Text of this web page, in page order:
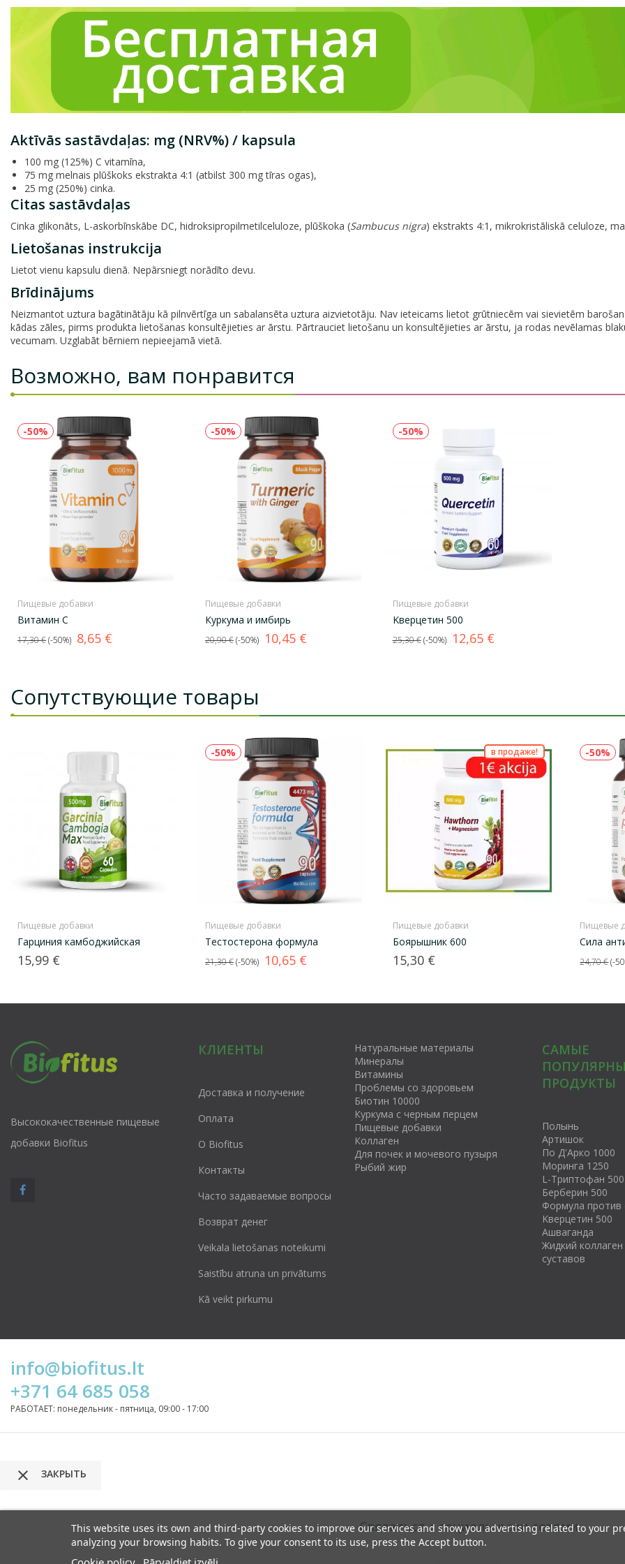
Aktīvās sastāvdaļas: mg (NRV%) / kapsula
100 mg (125%) C vitamīna,
75 mg melnais plūškoks ekstrakta 4:1 (atbilst 300 mg tīras ogas),
25 mg (250%) cinka.
Citas sastāvdaļas
Cinka glikonāts, L-askorbīnskābe DC, hidroksipropilmetilceluloze, plūškoka (Sambucus nigra) ekstrakts 4:1, mikrokristāliskā celuloze,
Lietošanas instrukcija
Lietot vienu kapsulu dienā. Nepārsniegt norādīto devu.
Brīdinājums
Neizmantot uztura bagātinātāju kā pilnvērtīga un sabalansēta uztura aizvietotāju. Nav ieteicams lietot grūtniecēm vai sievietēm
kādas zāles, pirms produkta lietošanas konsultējieties ar ārstu. Pārtrauciet lietošanu un konsultējieties ar ārstu, ja rodas nevēlamas
vecumam. Uzglabāt bērniem nepieejamā vietā.
Возможно, вам понравится
-50%
Пищевые добавки
Витамин С
Базовая
цена
17,30 € -50% Цена
8,65 €
-50%
Пищевые добавки
Куркума и имбирь
Базовая
цена
20,90 € -50% Цена
10,45 €
-50%
Пищевые добавки
Kверцетин 500
Базовая
цена
25,30 € -50% Цена
12,65 €
Сопутствующие товары
Пищевые добавки
Гарциния камбоджийская
Цена
15,99 €
-50%
Пищевые добавки
Тестостерона формула
Базовая
цена
21,30 € -50% Цена
10,65 €
в продаже!
Пищевые добавки
Боярышник 600
Цена
15,30 €
-50%
Пищевые
Сила
Базовая
цена
24,70 € -
Высококачественные пищевые
добавки Biofitus
КЛИЕНТЫ
Доставка и получение
Оплата
О Biofitus
Контакты
Часто задаваемые вопросы
Возврат денег
Veikala lietošanas noteikumi
Saistību atruna un privātums
Kā veikt pirkumu
Натуральные материалы
Минералы
Витамины
Проблемы со здоровьем
Биотин 10000
Куркума с черным перцем
Пищевые добавки
Коллаген
Для почек и мочевого пузыря
Рыбий жир
САМЫЕ
ПРОДУКТЫ
Полынь
Артишок
По Д'Арко 1000
Моринга 1250
L-Триптофан 500
Берберин 500
Формула против
Kверцетин 500
Ашваганда
Жидкий коллаген
суставов
info@biofitus.lt
+371 64 685 058
РАБОТАЕТ: понедельник - пятница, 09:00 - 17:00
This website uses its own and third-party cookies to improve our services and show you advertising related to your
analyzing your browsing habits. To give your consent to its use, press the Accept button.
 ЗАКРЫТЬ
Связаться с социальными сетями